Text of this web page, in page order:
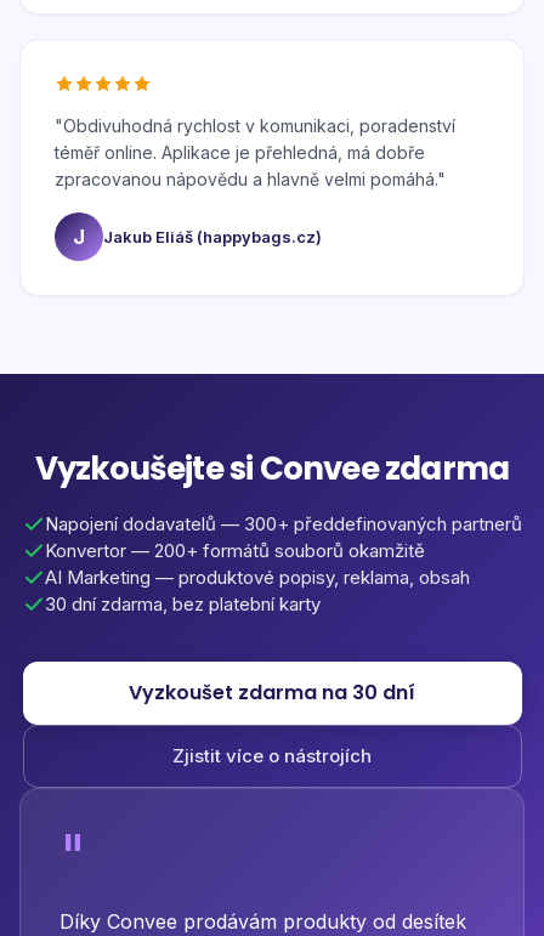
"Obdivuhodná rychlost v komunikaci, poradenství
téměř online. Aplikace je přehledná, má dobře
zpracovanou nápovědu a hlavně velmi pomáhá."
J Jakub Eliáš (happybags.cz)
Vyzkoušejte si Convee zdarma
Napojení dodavatelů — 300+ předdefinovaných partnerů
Konvertor — 200+ formátů souborů okamžitě
AI Marketing — produktové popisy, reklama, obsah
30 dní zdarma, bez platební karty
Vyzkoušet zdarma na 30 dní
Zjistit více o nástrojích
"
Díky Convee prodávám produkty od desítek